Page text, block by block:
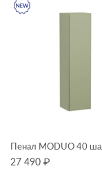
Пенал MODUO 40
27 490 ₽